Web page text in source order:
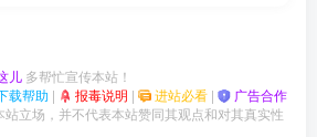
儿 多帮忙宣传本站！
载帮助 | 报毒说明 | 进站必看 | 广告合作
立场，并不代表本站赞同其观点和对其真实性